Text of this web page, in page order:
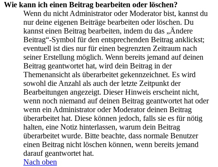
Wie kann ich einen Beitrag bearbeiten oder löschen?
Wenn du nicht Administrator oder Moderator bist, kannst du
nur deine eigenen Beiträge bearbeiten oder löschen. Du
kannst einen Beitrag bearbeiten, indem du das „Ändere
Beitrag“-Symbol für den entsprechenden Beitrag anklickst;
eventuell ist dies nur für einen begrenzten Zeitraum nach
seiner Erstellung möglich. Wenn bereits jemand auf deinen
Beitrag geantwortet hat, wird dein Beitrag in der
Themenansicht als überarbeitet gekennzeichnet. Es wird
sowohl die Anzahl als auch der letzte Zeitpunkt der
Bearbeitungen angezeigt. Dieser Hinweis erscheint nicht,
wenn noch niemand auf deinen Beitrag geantwortet hat oder
wenn ein Administrator oder Moderator deinen Beitrag
überarbeitet hat. Diese können jedoch, falls sie es für nötig
halten, eine Notiz hinterlassen, warum dein Beitrag
überarbeitet wurde. Bitte beachte, dass normale Benutzer
einen Beitrag nicht löschen können, wenn bereits jemand
darauf geantwortet hat.
Nach oben